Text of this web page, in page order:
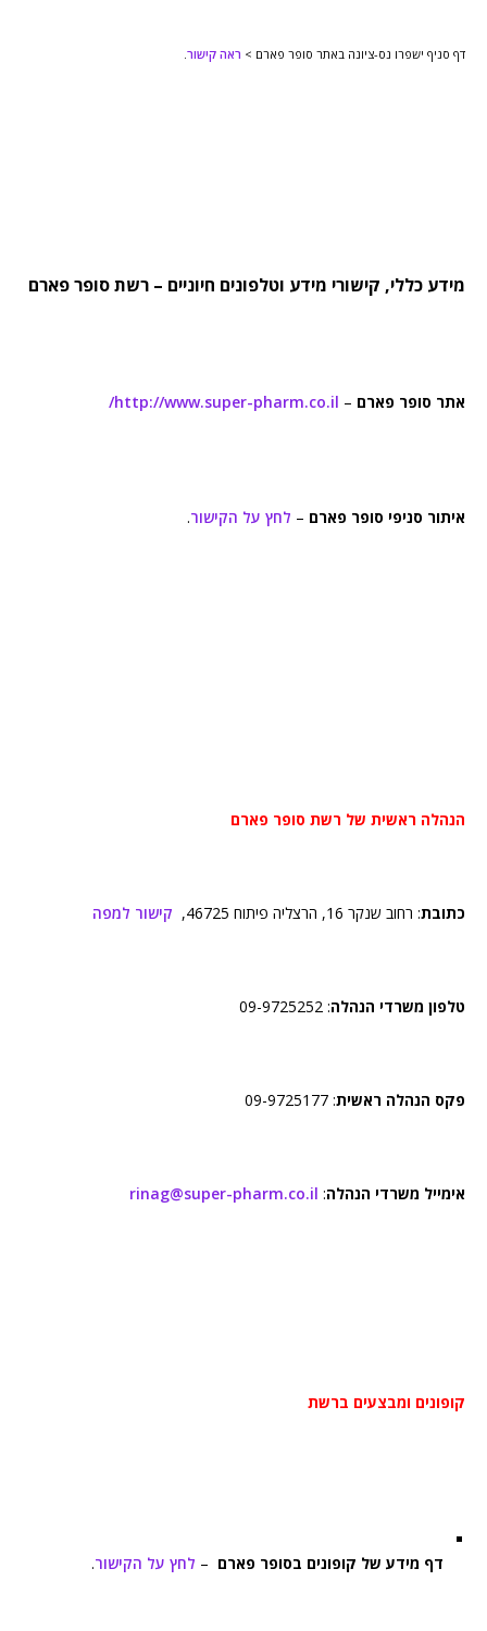
דף סניף ישפרו נס-ציונה באתר סופר פארם > ראה קישור.
מידע כללי, קישורי מידע וטלפונים חיוניים – רשת סופר פארם
אתר סופר פארם –
http://www.super-pharm.co.il/
איתור סניפי סופר פארם – לחץ על הקישור.
הנהלה ראשית של רשת סופר פארם
כתובת: רחוב שנקר 16, הרצליה פיתוח 46725, קישור למפה
טלפון משרדי הנהלה: 09-9725252
פקס הנהלה ראשית: 09-9725177
אימייל משרדי הנהלה:
rinag@super-pharm.co.il
קופונים ומבצעים ברשת
דף מידע של קופונים בסופר פארם – לחץ על הקישור.